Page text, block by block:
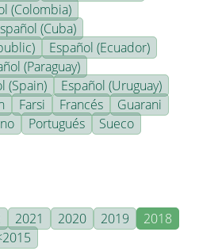
(Colombia)
(Cuba)
Español (Ecuador)
(Paraguay)
(Spain)
Español (Uruguay)
Farsi Francés
Guarani
Portugués
Sueco
2021 2020 2019
2018